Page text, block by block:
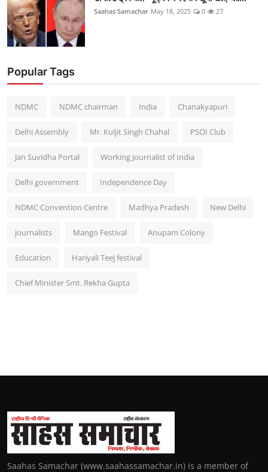
Saahas Samachar May 18, 2025 0 27
Popular Tags
NDMC NDMC chairman India Chanakyapuri
Delhi Assembly Mr. Kuljit Singh Chahal PSOI Club
Jan Suvidha Portal Working Journalist of India
Delhi government Independence Day
NDMC Convention Centre Madhya Pradesh New Delhi
journalists Mango Festival Anupam Colony
Education Hariyali Teej festival
Chief Minister Smt. Rekha Gupta
Saahas Samachar (www.saahassamachar.in) is a member of